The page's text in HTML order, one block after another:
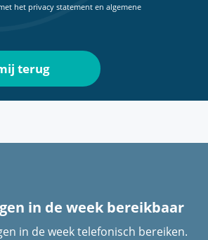
het privacy statementen algemene
in de week bereikbaar
in de week telefonisch bereiken.